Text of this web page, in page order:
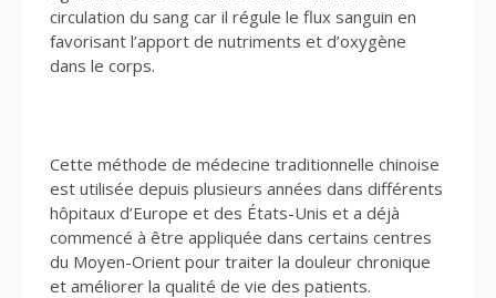
circulation du sang car il régule le flux sanguin en
favorisant l’apport de nutriments et d’oxygène
dans le corps.
Cette méthode de médecine traditionnelle chinoise
est utilisée depuis plusieurs années dans différents
hôpitaux d’Europe et des États-Unis et a déjà
commencé à être appliquée dans certains centres
du Moyen-Orient pour traiter la douleur chronique
et améliorer la qualité de vie des patients.